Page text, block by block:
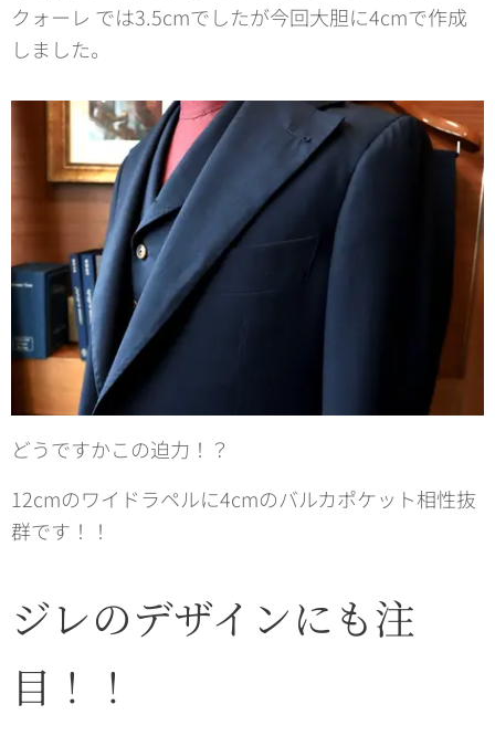
クォーレ では3.5cmでしたが今回大胆に4cmで作成
しました。
どうですかこの迫力！？
12cmのワイドラペルに4cmのバルカポケット相性抜
群です！！
ジレのデザインにも注
目！！